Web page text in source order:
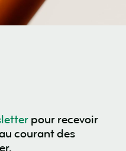
pour recevoir
courant des